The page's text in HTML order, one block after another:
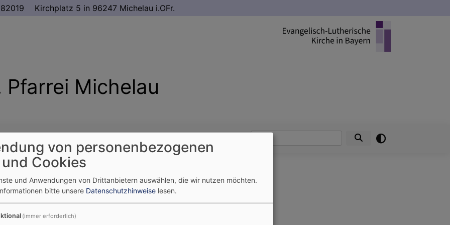
Kirchplatz 5 in 96247 Michelau i.OFr.
Michelau
Suche
von personenbezogenen
Cookies
und Anwendungen von Drittanbietern auswählen, die wir nutzen möchten.
bitte unsere Datenschutzhinweise lesen.
(immer erforderlich)